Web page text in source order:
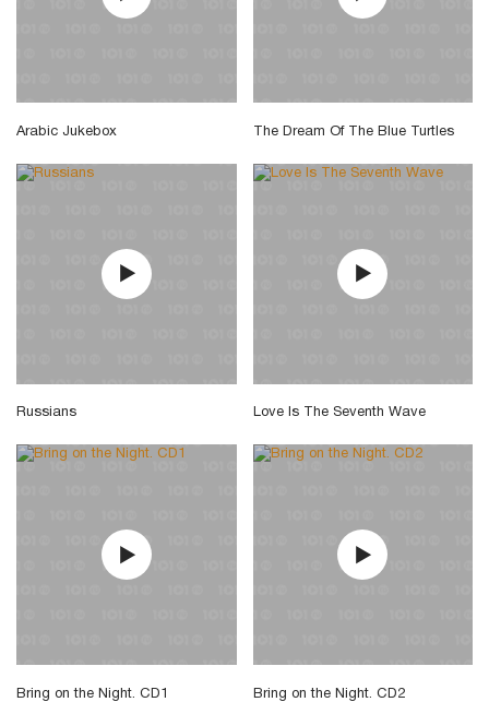
Arabic Jukebox The Dream Of The Blue Turtles
Russians Love Is The Seventh Wave
Bring on the Night. CD1 Bring on the Night. CD2